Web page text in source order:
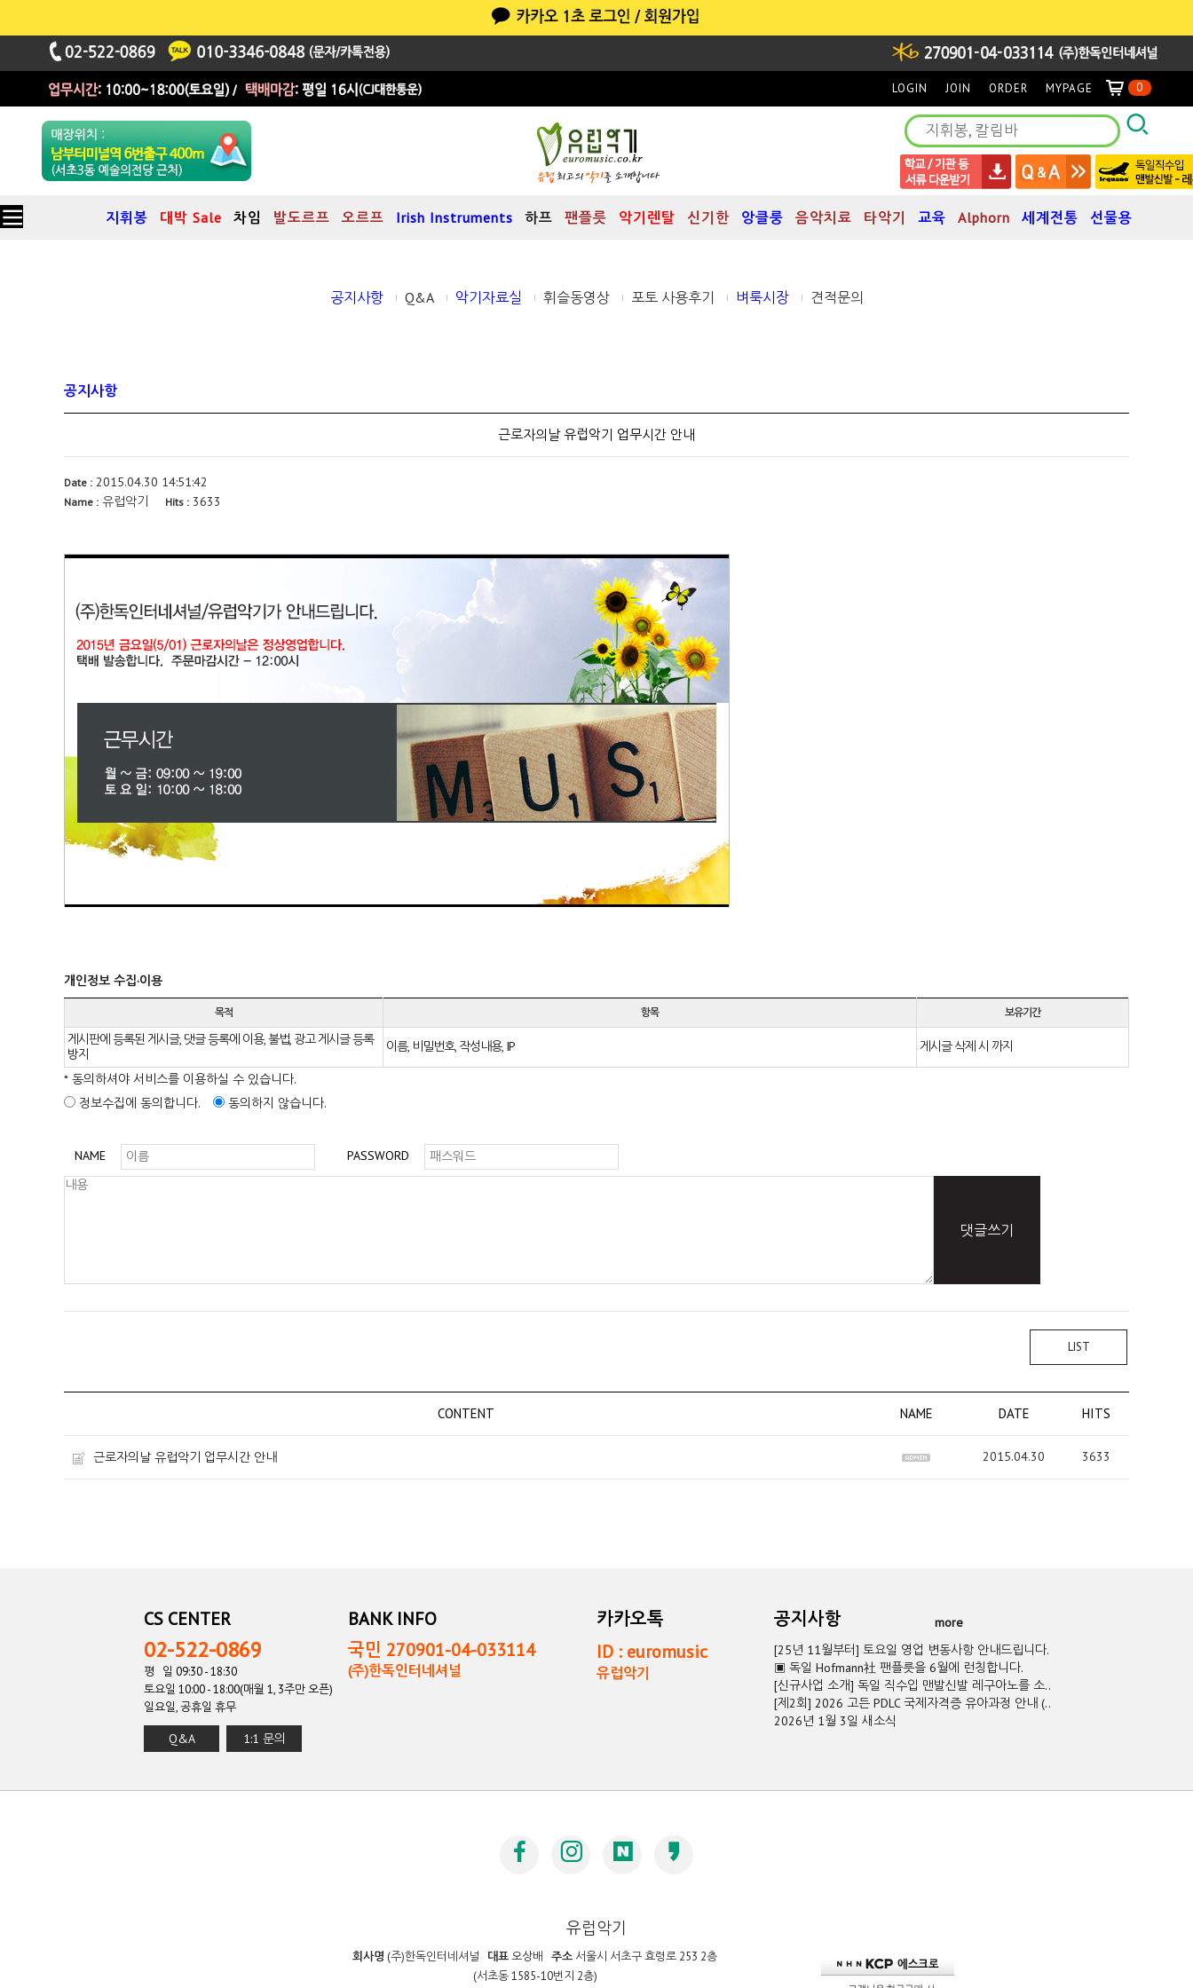
LOGIN JOIN ORDER MYPAGE 0
지휘봉 대박 Sale 차임 발도르프 오르프 Irish Instruments 하프 팬플릇 악기렌탈 신기한 앙클룽 음악치료 타악기 교육 Alphorn 세계전통 선물용
공지사항 Q&A 악기자료실 휘슬동영상 포토 사용후기 벼룩시장 견적문의
공지사항
근로자의날 유럽악기 업무시간 안내
Date : 2015.04.30 14:51:42
Name : 유럽악기 Hits : 3633
개인정보 수집·이용
목적 항목 보유기간
게시판에 등록된 게시글, 댓글 등록에 이용, 불법, 광고 게시글 등록
방지
이름, 비밀번호, 작성내용, IP 게시글 삭제 시 까지
* 동의하셔야 서비스를 이용하실 수 있습니다.
정보수집에 동의합니다.
동의하지 않습니다.
NAME PASSWORD
댓글쓰기
LIST
CONTENT NAME DATE HITS
근로자의날 유럽악기 업무시간 안내 2015.04.30 3633
CS CENTER
02-522-0869
평 일 09:30 - 18:30
토요일 10:00 - 18:00(매월 1, 3주만 오픈)
일요일, 공휴일 휴무
Q&A 1:1 문의
BANK INFO
국민 270901-04-033114
(주)한독인터네셔널
카카오톡
ID : euromusic
유럽악기
공지사항
more
[25년 11월부터] 토요일 영업 변동사항 안내드립니다.
▣ 독일 Hofmann社 팬플릇을 6월에 런칭합니다.
[신규사업 소개] 독일 직수입 맨발신발 레구아노를 소..
[제2회] 2026 고든 PDLC 국제자격증 유아과정 안내 (..
2026년 1월 3일 새소식
유럽악기
회사명 (주)한독인터네셔널 대표오상배 주소 서울시 서초구 효령로 253 2층
(서초동 1585-10번지 2층)